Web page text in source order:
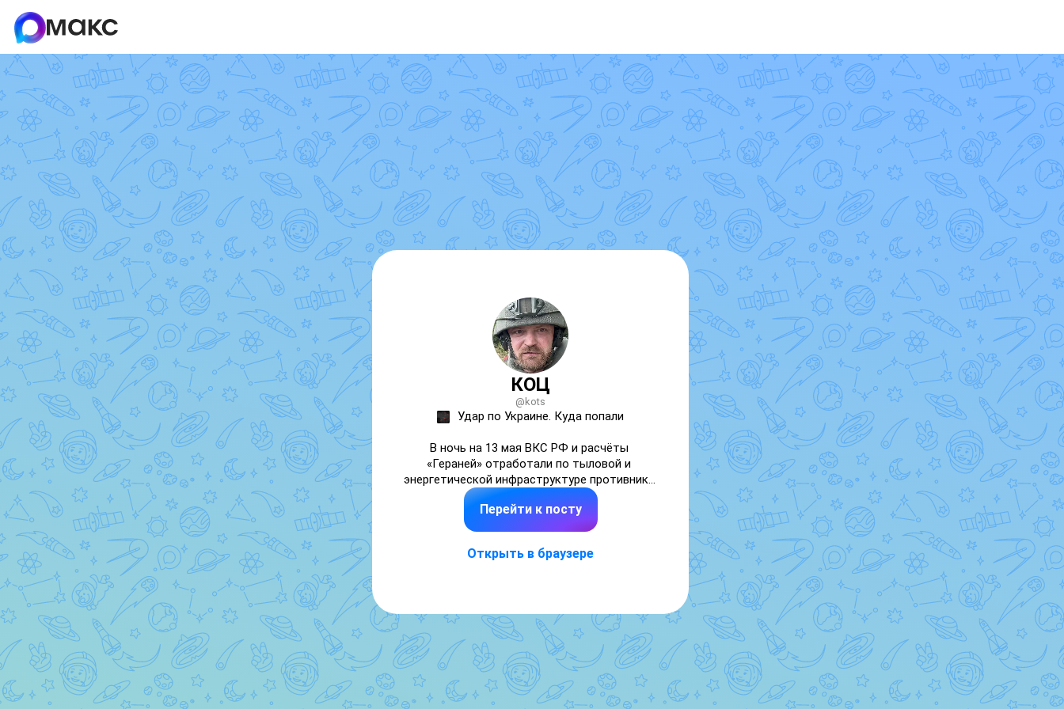
КОЦ
@kots
Удар по Украине. Куда попали
В ночь на 13 мая ВКС РФ и расчёты
«Гераней» отработали по тыловой и
энергетической инфраструктуре противника
в нескольких областях Украины —
фиксируем поражения объектов
промышленности, энергетики и ВПК.
Карта прилётов
зафиксирована работа по Шевченковскому
району.
• Полтава. Точное попадание по
электроподстанции — в городе
зафиксированы перебои с электро- и
Перейти к посту
Открыть в браузере